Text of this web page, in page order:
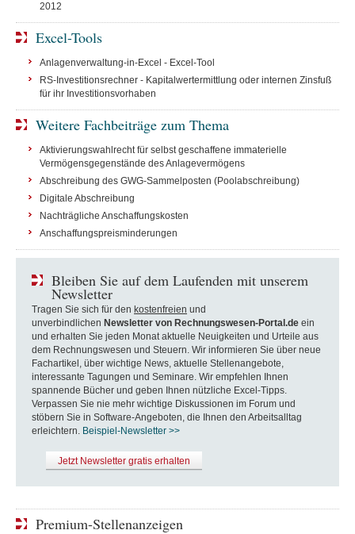
2012
Excel-Tools
Anlagenverwaltung-in-Excel - Excel-Tool
RS-Investitionsrechner - Kapitalwertermittlung oder internen Zinsfuß
für ihr Investitionsvorhaben
Weitere Fachbeiträge zum Thema
Aktivierungswahlrecht für selbst geschaffene immaterielle
Vermögensgegenstände des Anlagevermögens
Abschreibung des GWG-Sammelposten (Poolabschreibung)
Digitale Abschreibung
Nachträgliche Anschaffungskosten
Anschaffungspreisminderungen
Bleiben Sie auf dem Laufenden mit unserem
Newsletter
Tragen Sie sich für den kostenfreien und
unverbindlichen Newsletter von Rechnungswesen-Portal.de ein
und erhalten Sie jeden Monat aktuelle Neuigkeiten und Urteile aus
dem Rechnungswesen und Steuern. Wir informieren Sie über neue
Fachartikel, über wichtige News, aktuelle Stellenangebote,
interessante Tagungen und Seminare. Wir empfehlen Ihnen
spannende Bücher und geben Ihnen nützliche Excel-Tipps.
Verpassen Sie nie mehr wichtige Diskussionen im Forum und
stöbern Sie in Software-Angeboten, die Ihnen den Arbeitsalltag
erleichtern. Beispiel-Newsletter >>
Jetzt Newsletter gratis erhalten
Premium-Stellenanzeigen